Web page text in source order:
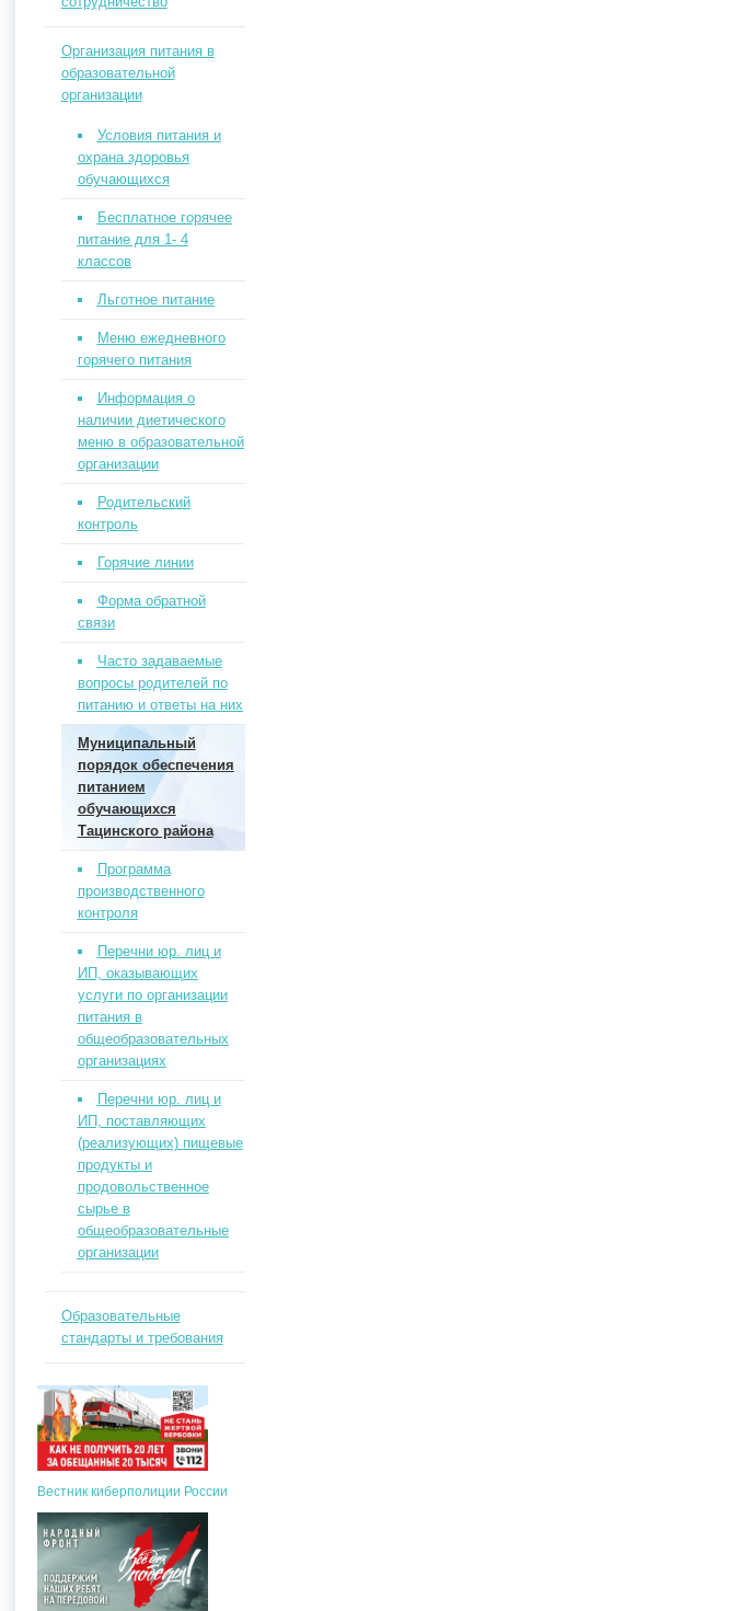
Организация питания в
образовательной
организации
Условия питания и
охрана здоровья
обучающихся
Бесплатное горячее
питание для 1- 4
классов
Льготное питание
Меню ежедневного
горячего питания
Информация о
наличии диетического
меню в образовательной
организации
Родительский
контроль
Горячие линии
Форма обратной
связи
Часто задаваемые
вопросы родителей по
питанию и ответы на них
Муниципальный
порядок обеспечения
питанием
обучающихся
Тацинского района
Программа
производственного
контроля
Перечни юр. лиц и
ИП, оказывающих
услуги по организации
питания в
общеобразовательных
организациях
Перечни юр. лиц и
ИП, поставляющих
(реализующих) пищевые
продукты и
продовольственное
сырье в
общеобразовательные
организации
Образовательные
стандарты и требования
Вестник киберполиции России